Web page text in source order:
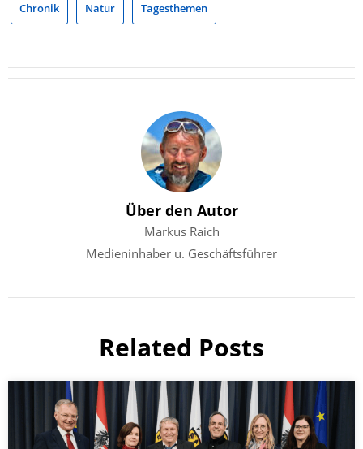
Chronik Natur Tagesthemen
Über den Autor
Markus Raich
Medieninhaber u. Geschäftsführer
Related Posts